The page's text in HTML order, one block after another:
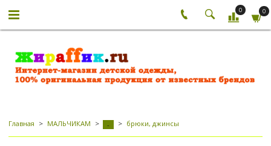
0 0
Главная МАЛЬЧИКАМ - брюки, джинсы